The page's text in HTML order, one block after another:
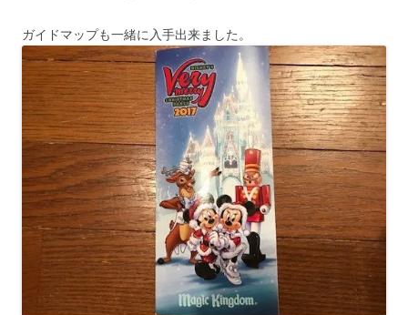
ガイドマップも一緒に入手出来ました。